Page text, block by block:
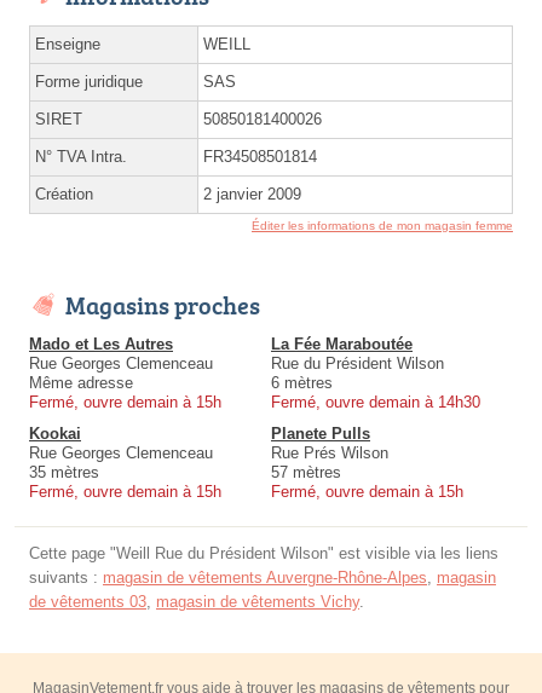
Enseigne WEILL
Forme juridique SAS
SIRET 50850181400026
N° TVA Intra. FR34508501814
Création 2 janvier 2009
Éditer les informations de mon magasin femme
Magasins proches
Mado et Les Autres
Rue Georges Clemenceau
Même adresse
Fermé, ouvre demain à 15h
La Fée Maraboutée
Rue du Président Wilson
6 mètres
Fermé, ouvre demain à 14h30
Kookai
Rue Georges Clemenceau
35 mètres
Fermé, ouvre demain à 15h
Planete Pulls
Rue Prés Wilson
57 mètres
Fermé, ouvre demain à 15h
Cette page "Weill Rue du Président Wilson" est visible via les liens
suivants : magasin de vêtements Auvergne-Rhône-Alpes
magasin
de vêtements 03 magasin de vêtements Vichy.
MagasinVetement.fr vous aide à trouver les magasins de vêtements pour